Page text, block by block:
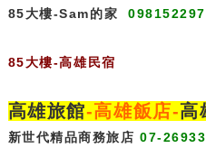
85大樓-Sam的家
85大樓-高雄民宿
高雄旅館-高雄飯店-高
新世代精品商務旅店 07-